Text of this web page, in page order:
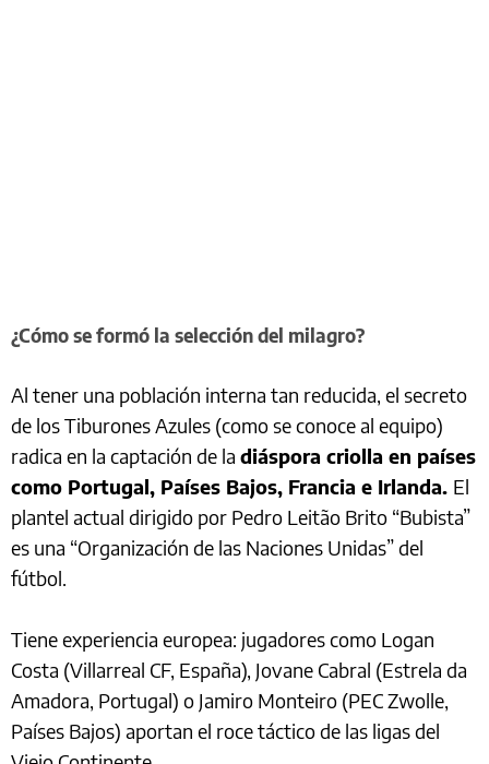
¿Cómo se formó la selección del milagro?
Al tener una población interna tan reducida, el secreto
de los Tiburones Azules (como se conoce al equipo)
radica en la captación de la diáspora criolla en países
como Portugal, Países Bajos, Francia e Irlanda. El
plantel actual dirigido por Pedro Leitão Brito “Bubista”
es una “Organización de las Naciones Unidas” del
fútbol.
Tiene experiencia europea: jugadores como Logan
Costa (Villarreal CF, España), Jovane Cabral (Estrela da
Amadora, Portugal) o Jamiro Monteiro (PEC Zwolle,
Países Bajos) aportan el roce táctico de las ligas del